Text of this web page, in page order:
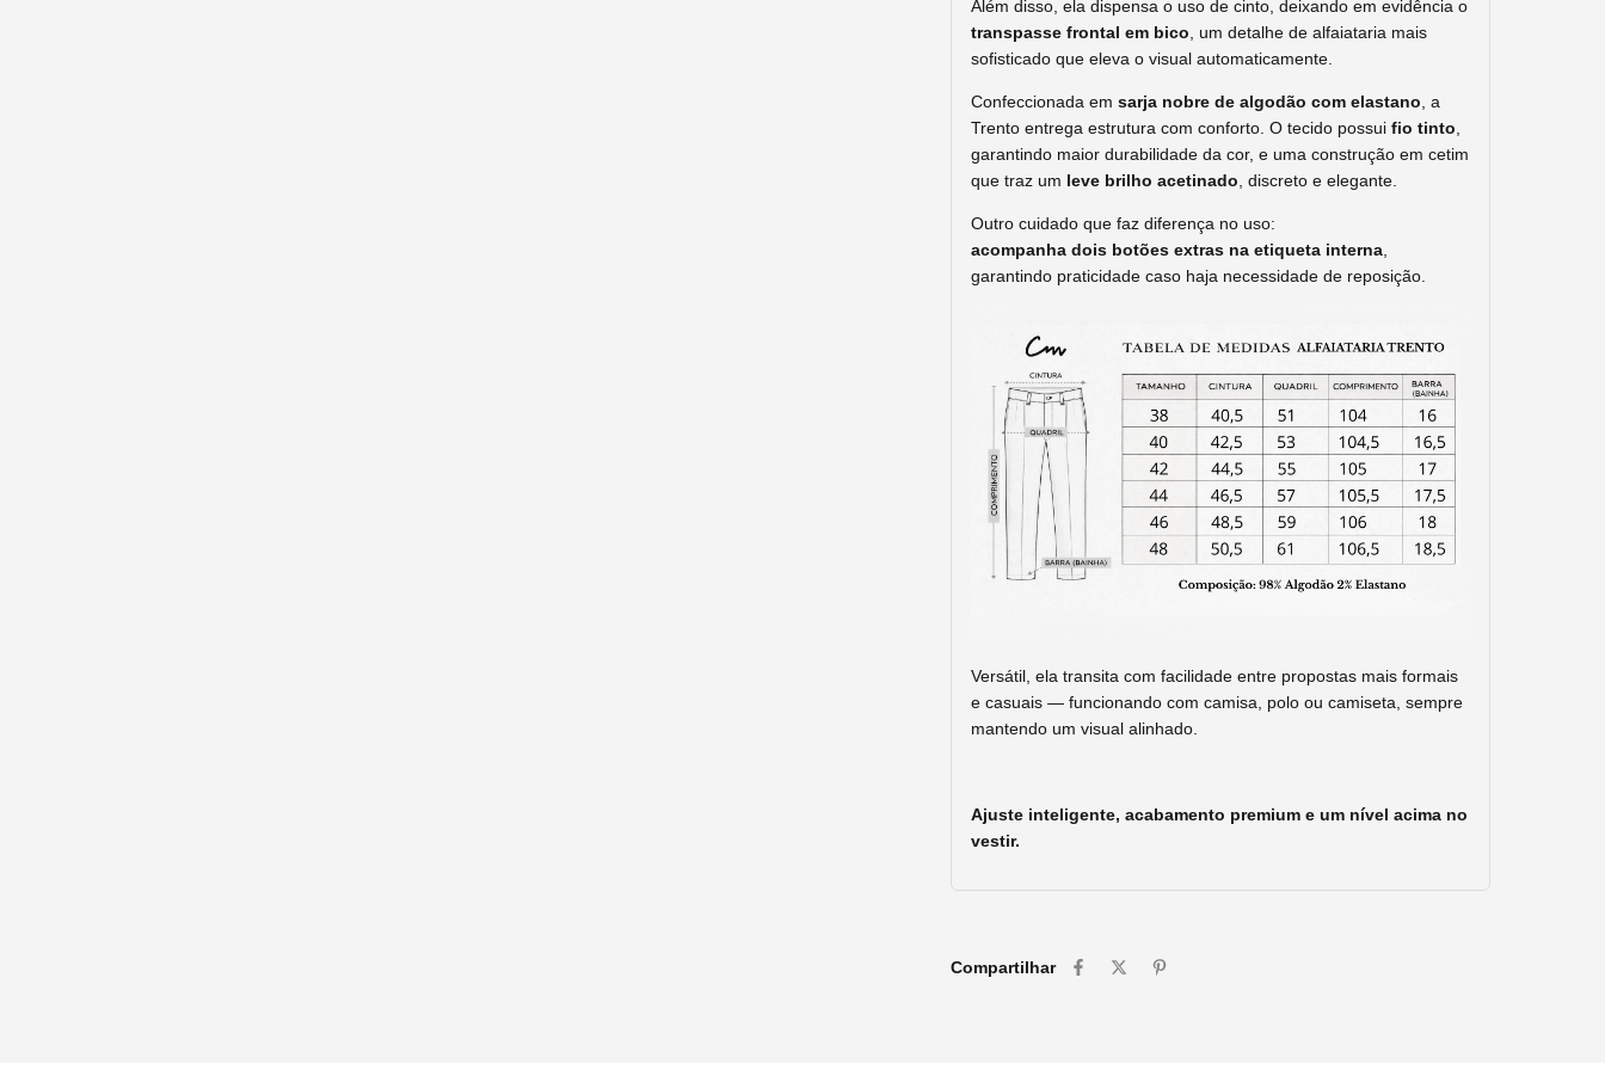
Além disso, ela dispensa o uso de cinto, deixando em evidência o
transpasse frontal em bico, um detalhe de alfaiataria mais
sofisticado que eleva o visual automaticamente.
Confeccionada em sarja nobre de algodão com elastano, a
Trento entrega estrutura com conforto. O tecido possui fio tinto,
garantindo maior durabilidade da cor, e uma construção em cetim
que traz um leve brilho acetinado, discreto e elegante.
Outro cuidado que faz diferença no uso:
acompanha dois botões extras na etiqueta interna,
garantindo praticidade caso haja necessidade de reposição.
Versátil, ela transita com facilidade entre propostas mais formais
e casuais — funcionando com camisa, polo ou camiseta, sempre
mantendo um visual alinhado.
Ajuste inteligente, acabamento premium e um nível acima no
vestir.
Compartilhar